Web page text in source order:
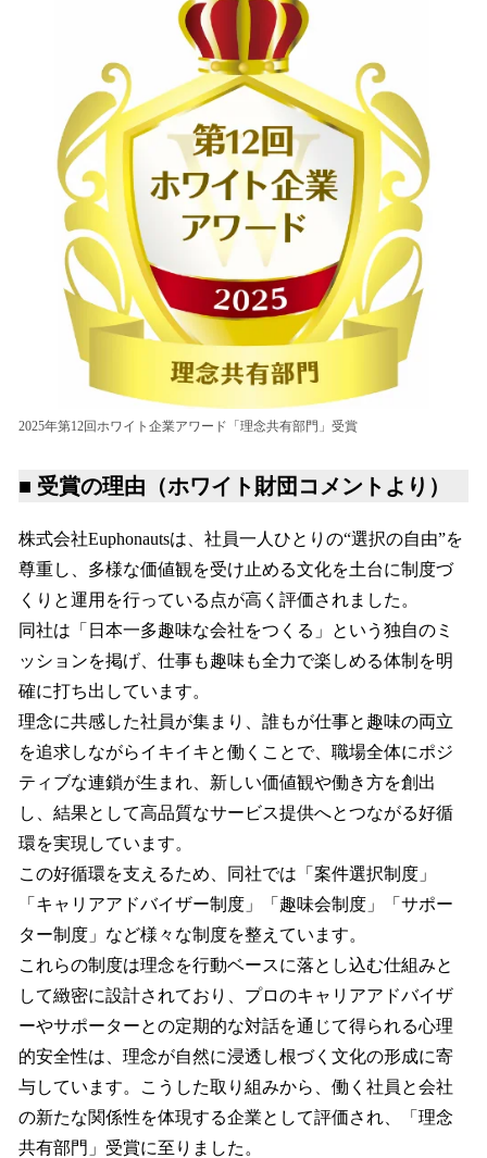
2025年第12回ホワイト企業アワード「理念共有部門」受賞
■ 受賞の理由（ホワイト財団コメントより）
株式会社Euphonautsは、社員一人ひとりの“選択の自由”を
尊重し、多様な価値観を受け止める文化を土台に制度づ
くりと運用を行っている点が高く評価されました。
同社は「日本一多趣味な会社をつくる」という独自のミ
ッションを掲げ、仕事も趣味も全力で楽しめる体制を明
確に打ち出しています。
理念に共感した社員が集まり、誰もが仕事と趣味の両立
を追求しながらイキイキと働くことで、職場全体にポジ
ティブな連鎖が生まれ、新しい価値観や働き方を創出
し、結果として高品質なサービス提供へとつながる好循
環を実現しています。
この好循環を支えるため、同社では「案件選択制度」
「キャリアアドバイザー制度」「趣味会制度」「サポー
ター制度」など様々な制度を整えています。
これらの制度は理念を行動ベースに落とし込む仕組みと
して緻密に設計されており、プロのキャリアアドバイザ
ーやサポーターとの定期的な対話を通じて得られる心理
的安全性は、理念が自然に浸透し根づく文化の形成に寄
与しています。こうした取り組みから、働く社員と会社
の新たな関係性を体現する企業として評価され、「理念
共有部門」受賞に至りました。